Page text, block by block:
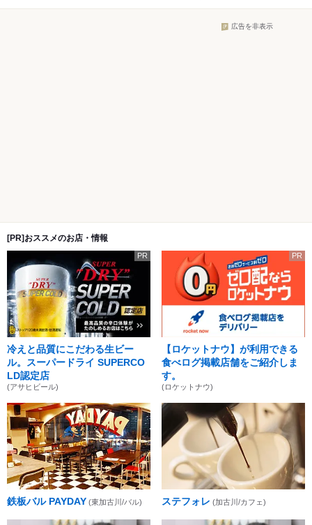
広告を非表示
[PR]おススメのお店・情報
PR
冷えと品質にこだわる生ビー
ル。スーパードライ SUPERCO
LD認定店
(アサヒビール)
PR
【ロケットナウ】が利用できる
食べログ掲載店舗をご紹介しま
す。
(ロケットナウ)
鉄板バル PAYDAY (東加古川/バル) ステフォレ (加古川/カフェ)